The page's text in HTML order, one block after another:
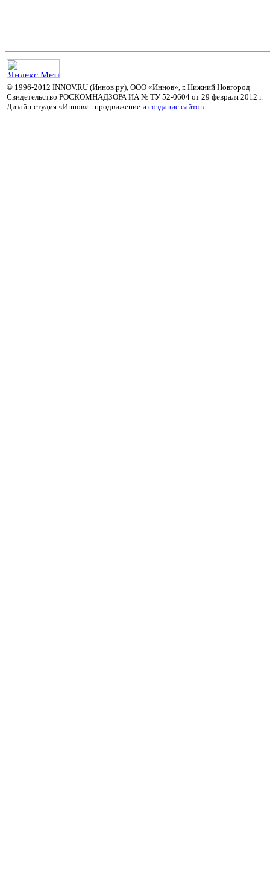
© 1996-2012 INNOV.RU (Иннов.ру), ООО «Иннов», г. Нижний Новгород
Свидетельство РОСКОМНАДЗОРА ИА № ТУ 52-0604 от 29 февраля 2012 г.
Дизайн-студия «Иннов» - продвижение и cоздание сайтов